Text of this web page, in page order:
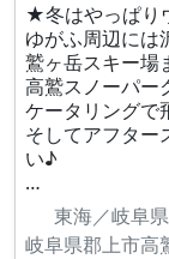
★冬はやっぱり
ゆがふ周辺には
鷲ヶ岳スキー場
高鷲スノーパー
ケータリングで
そしてアフター
い♪
…
東海／岐阜
岐阜県郡上市高